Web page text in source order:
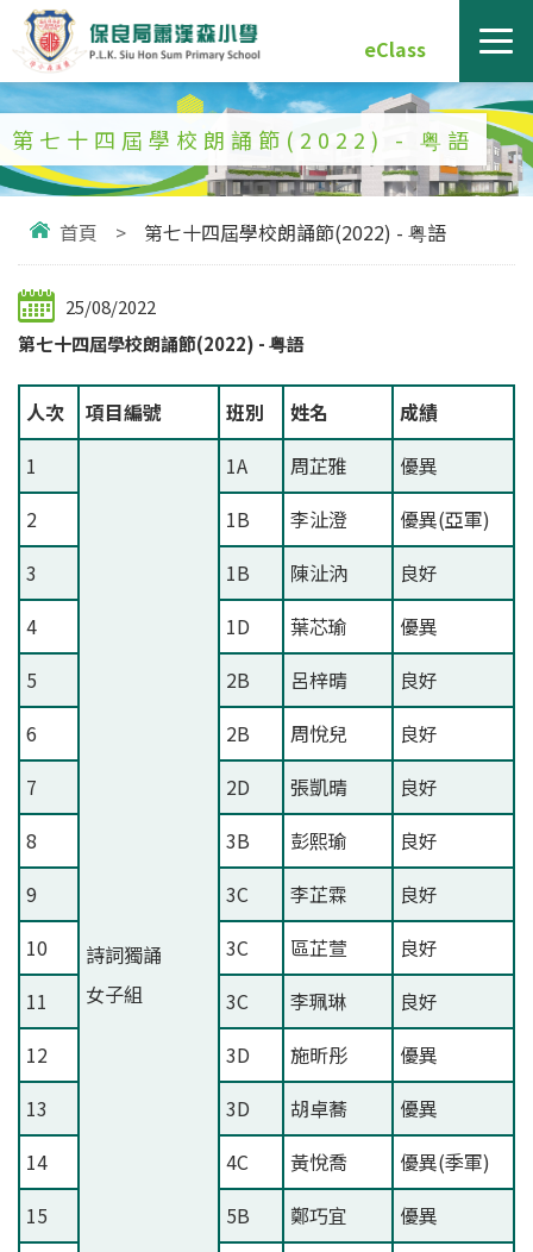
eClass
第七十四屆學校朗誦節(2022) - 粤語
首頁 > 第七十四屆學校朗誦節(2022) - 粤語
25/08/2022
第七十四屆學校朗誦節(2022) -粤語
人次 項目編號 班別 姓名
成績
1
詩詞獨誦
女子組
1A 周芷雅
優異
2
1B 李沚澄
優異(亞軍)
3
1B 陳沚汭
良好
4
1D 葉芯瑜
優異
5
2B 呂梓晴
良好
6
2B 周悅兒
良好
7
2D 張凱晴
良好
8
3B 彭熙瑜
良好
9
3C 李芷霖
良好
10
3C 區芷萱
良好
11
3C 李珮琳
良好
12
3D 施昕彤
優異
13
3D 胡卓蕎
優異
14
4C 黃悅喬
優異(季軍)
15
5B 鄭巧宜
優異